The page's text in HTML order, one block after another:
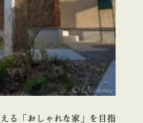
る「おしゃれな家」を目指